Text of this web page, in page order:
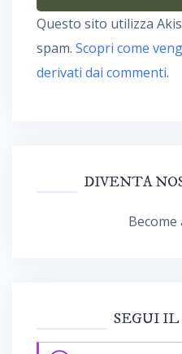
Questo sito utilizza
spam. Scopri come
derivati dai commenti.
DIVENTA
Become
SEGUI IL